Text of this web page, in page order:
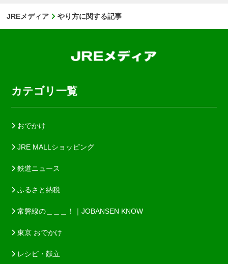
JREメディア やり方に関する記事
カテゴリ一覧
おでかけ
JRE MALLショッピング
鉄道ニュース
ふるさと納税
常磐線の＿＿＿！｜JOBANSEN KNOW
東京 おでかけ
レシピ・献立